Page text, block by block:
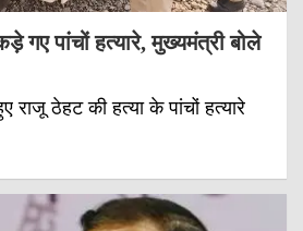
गए पांचों हत्यारे, मुख्यमंत्री बोले
राजू ठेहट की हत्या के पांचों हत्यारे